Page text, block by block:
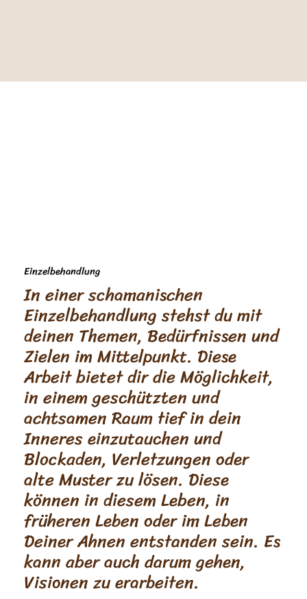
Einzelbehandlung
In einer schamanischen
Einzelbehandlung stehst du mit
deinen Themen, Bedürfnissen und
Zielen im Mittelpunkt. Diese
Arbeit bietet dir die Möglichkeit,
in einem geschützten und
achtsamen Raum tief in dein
Inneres einzutauchen und
Blockaden, Verletzungen oder
alte Muster zu lösen. Diese
können in diesem Leben, in
früheren Leben oder im Leben
Deiner Ahnen entstanden sein. Es
kann aber auch darum gehen,
Visionen zu erarbeiten.